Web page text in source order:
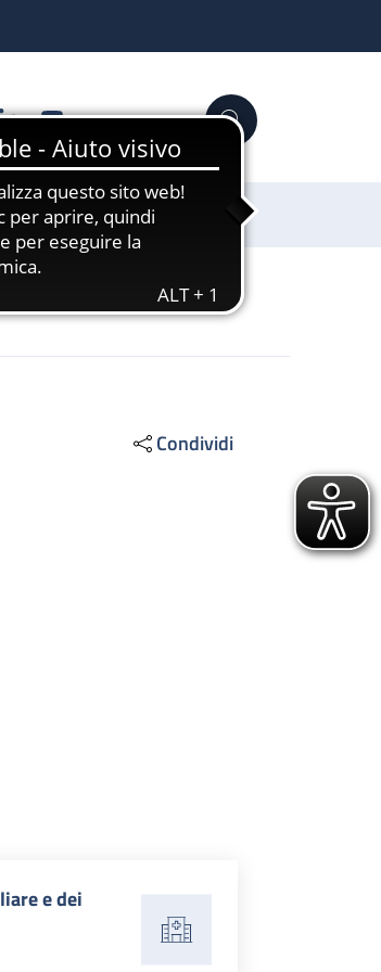
LinkedinYouTube Cerca
Condividi
e dei